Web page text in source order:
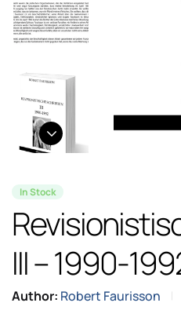
In Stock
III – 1990-
Author: Robert Faurisson